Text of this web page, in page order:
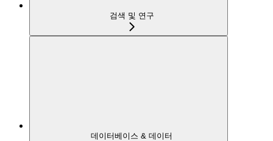
검색 및 연구
데이터베이스 & 데이터